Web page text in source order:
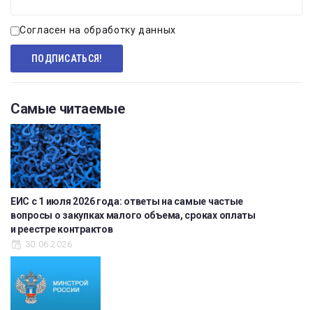
Согласен на обработку данных
Самые читаемые
ЕИС с 1 июля 2026 года: ответы на самые частые
вопросы о закупках малого объема, сроках оплаты
и реестре контрактов
30.06.2026